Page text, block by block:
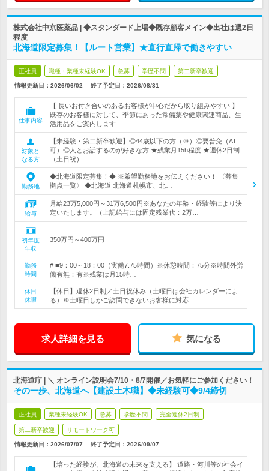
株式会社中京医薬品 | ◆スタンダード上場◆既存顧客メイン◆出社は週2日
程度
北海道限定募集！【ルート営業】★直行直帰で働きやすい
正社員 職種・業種未経験OK 急募 学歴不問 第二新卒歓迎
情報更新日：2026/06/02 終了予定日： 2026/08/31
仕事内容
【 長いお付き合いのあるお客様が中心だから取り組みやすい 】
既存のお客様に対して、季節にあった常備薬や健康関連商品、生
活用品をご案内します
対象と
なる方
【未経験・第二新卒歓迎】◎44歳以下の方（※）◎要普免（AT
可）◎人とお話するのが好きな方 ★残業月15h程度 ★週休2日制
（土日祝）
勤務地
◆北海道限定募集！◆ ※希望勤務地をお伝えください！ 〈募集
拠点一覧〉 ◆北海道 北海道札幌市、北…
給与
月給23万5,000円～31万6,500円※あなたの年齢・経験等により決
定いたします。（上記給与には固定残業代：2万…
初年度
年収
350万円～400万円
勤務
時間
# ■9：00～18：00（実働7.75時間）※休憩時間：75分※時間外労
働有無：有※残業は月15時…
休日
休暇
【休日】週休2日制／土日祝休み（土曜日は会社カレンダーによ
る）※土曜日しかご訪問できないお客様に対応…
求人詳細を見る 気になる
北海道庁 | ＼ オンライン説明会7/10・8/7開催／お気軽にご参加ください！
その一歩、北海道へ【建設土木職】◆未経験可◆9/4締切
正社員 業種未経験OK 急募 学歴不問 完全週休2日制
第二新卒歓迎 リモートワーク可
情報更新日：2026/07/07 終了予定日： 2026/09/07
【培った経験が、北海道の未来を支える】 道路・河川等の社会イ